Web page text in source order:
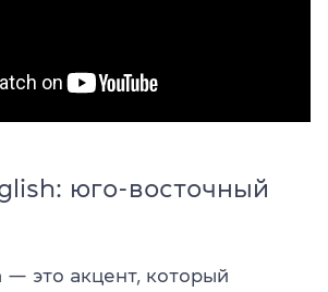
юго-восточный
— это акцент, который